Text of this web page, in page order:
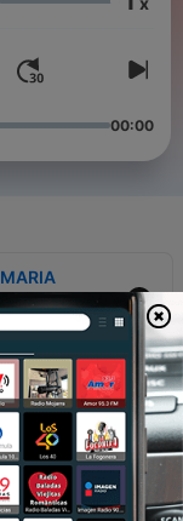
00:00
Inc.